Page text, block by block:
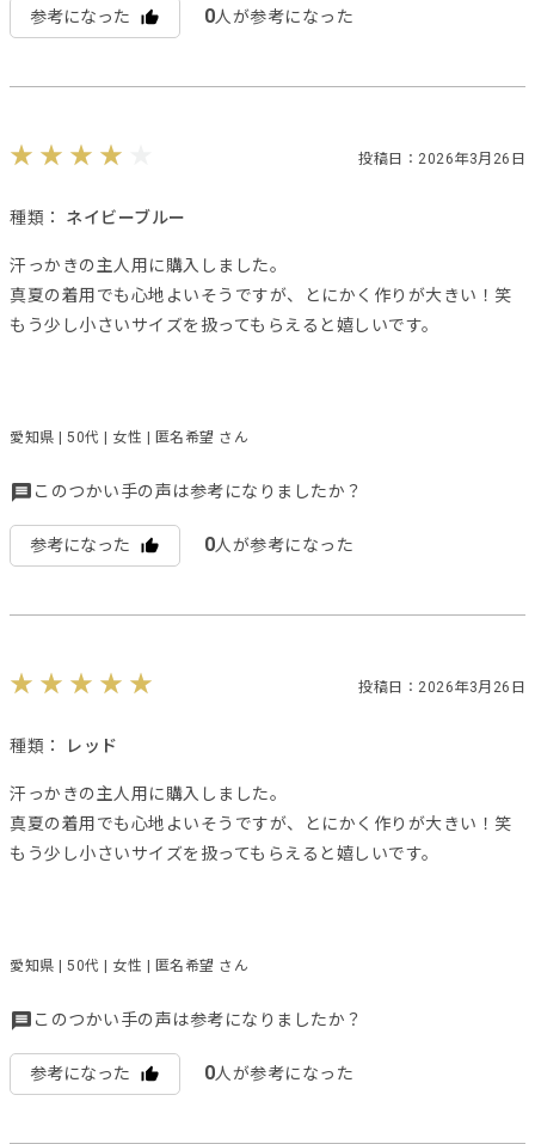
参考になった 0人が参考になった
投稿日：2026年3月26日
種類： ネイビーブルー
汗っかきの主人用に購入しました。
真夏の着用でも心地よいそうですが、とにかく作りが大きい！笑
もう少し小さいサイズを扱ってもらえると嬉しいです。
愛知県 | 50代 | 女性 | 匿名希望 さん
このつかい手の声は参考になりましたか？
参考になった 0人が参考になった
投稿日：2026年3月26日
種類： レッド
汗っかきの主人用に購入しました。
真夏の着用でも心地よいそうですが、とにかく作りが大きい！笑
もう少し小さいサイズを扱ってもらえると嬉しいです。
愛知県 | 50代 | 女性 | 匿名希望 さん
このつかい手の声は参考になりましたか？
参考になった 0人が参考になった